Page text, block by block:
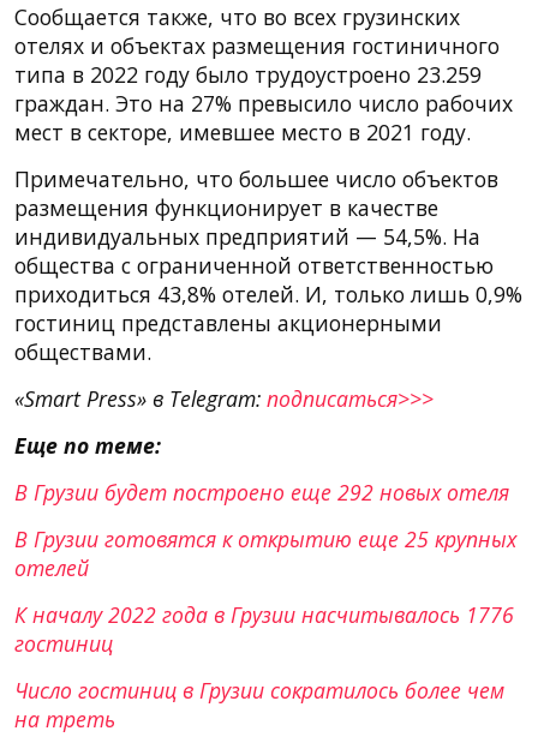
Сообщается также, что во всех грузинских
отелях и объектах размещения гостиничного
типа в 2022 году было трудоустроено 23.259
граждан. Это на 27% превысило число рабочих
мест в секторе, имевшее место в 2021 году.
Примечательно, что большее число объектов
размещения функционирует в качестве
индивидуальных предприятий — 54,5%. На
общества с ограниченной ответственностью
приходиться 43,8% отелей. И, только лишь 0,9%
гостиниц представлены акционерными
обществами.
«Smart Press» в Telegram: подписаться>>>
Еще по теме:
В Грузии будет построено еще 292 новых отеля
В Грузии готовятся к открытию еще 25 крупных
отелей
К началу 2022 года в Грузии насчитывалось 1776
гостиниц
Число гостиниц в Грузии сократилось более чем
на треть